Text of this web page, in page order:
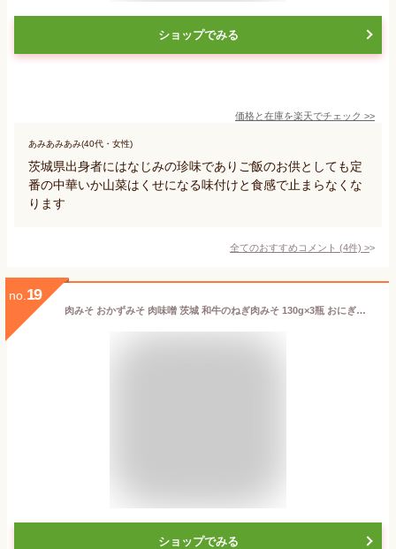
ショップでみる
価格と在庫を楽天でチェック >>
あみあみあみ(40代・女性)
茨城県出身者にはなじみの珍味でありご飯のお供としても定
番の中華いか山菜はくせになる味付けと食感で止まらなくな
ります
全てのおすすめコメント (4件) >
no. 19
肉みそ おかずみそ 肉味噌 茨城 和牛のねぎ肉みそ 130g×3瓶 おにぎり ネギ 肉味噌 祝 ギフト 5298 女性 グルメ 義理 自分 食べ物 常温保存 秋グルメ 送料無料
ショップでみる